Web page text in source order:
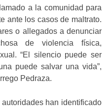
a la comunidad para
ante los casos de maltrato.
o allegados a denunciar
de violencia física,
“El silencio puede ser
puede salvar una vida”,
Pedraza.
han identificado